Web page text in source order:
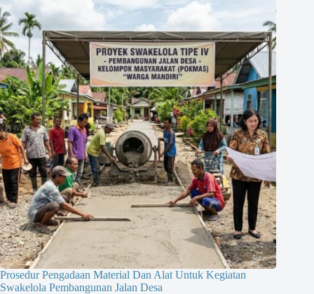
Prosedur Pengadaan Material Dan Alat Untuk Kegiatan
Swakelola Pembangunan Jalan Desa